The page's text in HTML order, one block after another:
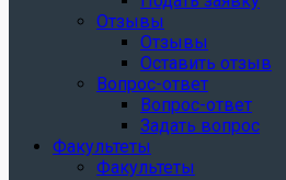
Отзывы
Отзывы
Оставить отзыв
Вопрос-ответ
Вопрос-ответ
Задать вопрос
Факультеты
Факультеты